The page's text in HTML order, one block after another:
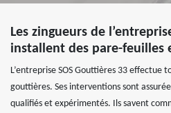
Les zingueurs de
installent des pare-feuilles
L’entreprise SOS Gouttières 33 effectue
gouttières. Ses interventions sont
qualifiés et expérimentés. Ils savent